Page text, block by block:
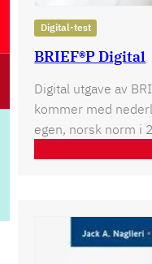
Digital-test
BRIEF®P Digital
Digital utgave av
kommer med
egen, norsk norm i